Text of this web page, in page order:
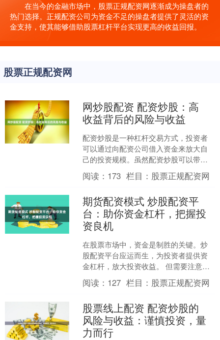
在当今的金融市场中，股票正规配资网逐渐成为操盘者的
热门选择。正规配资公司为资金不足的操盘者提供了灵活的资
金支持，使其能够借助股票杠杆平台实现更高的收益回报。
股票正规配资网
网炒股配资 配资炒股：高
收益背后的风险与收益
配资炒股是一种杠杆交易方式，投资者
可以通过向配资公司借入资金来放大自
己的投资规模。虽然配资炒股可以带来
高收益网炒股配资，但其背后的风险也
同样不容忽视。 * **....
阅读： 173 栏目： 股票正规配资网
期货配资模式 炒股配资平
台：助你资金杠杆，把握投
资良机
在股票市场中，资金是制胜的关键。炒
股配资平台应运而生，为投资者提供资
金杠杆，放大投资收益。 但需要注意的
是，微信股票配资存在一定的风险。一
方面，投资者需要承担借....
阅读： 127 栏目： 股票正规配资网
股票线上配资 配资炒股的
风险与收益：谨慎投资，量
力而行